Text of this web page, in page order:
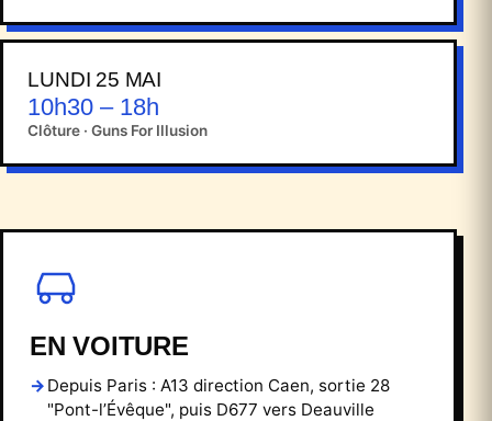
LUNDI 25 MAI
10h30 – 18h
Clôture · Guns For Illusion
EN VOITURE
Depuis Paris : A13 direction Caen, sortie 28
"Pont-l’Évêque", puis D677 vers Deauville